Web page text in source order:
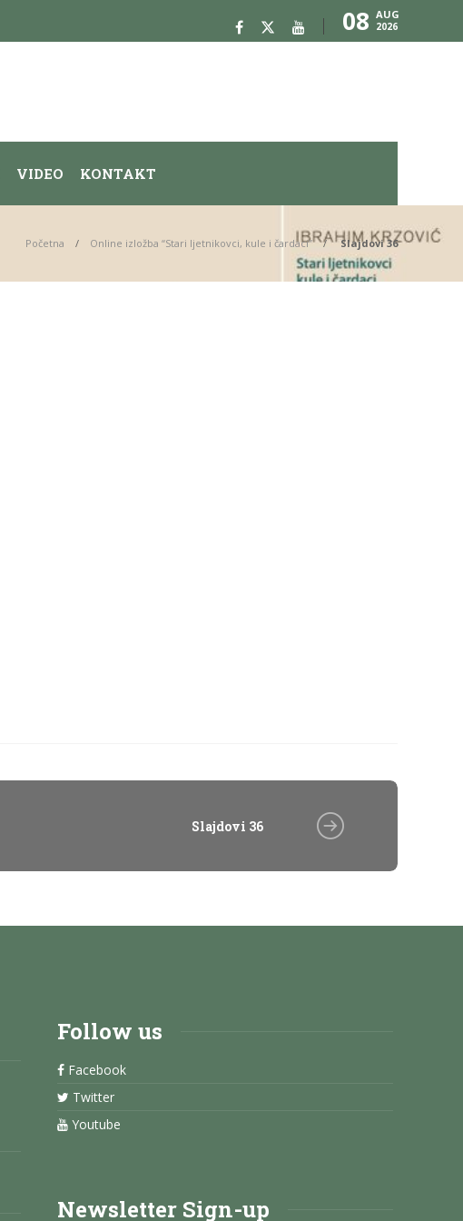
08 AUG
2026
VIDEO KONTAKT
Početna Online izložba “Stari ljetnikovci, kule i čardaci” Slajdovi 36
Slajdovi 36
Follow us
Facebook
Twitter
Youtube
Newsletter Sign-up